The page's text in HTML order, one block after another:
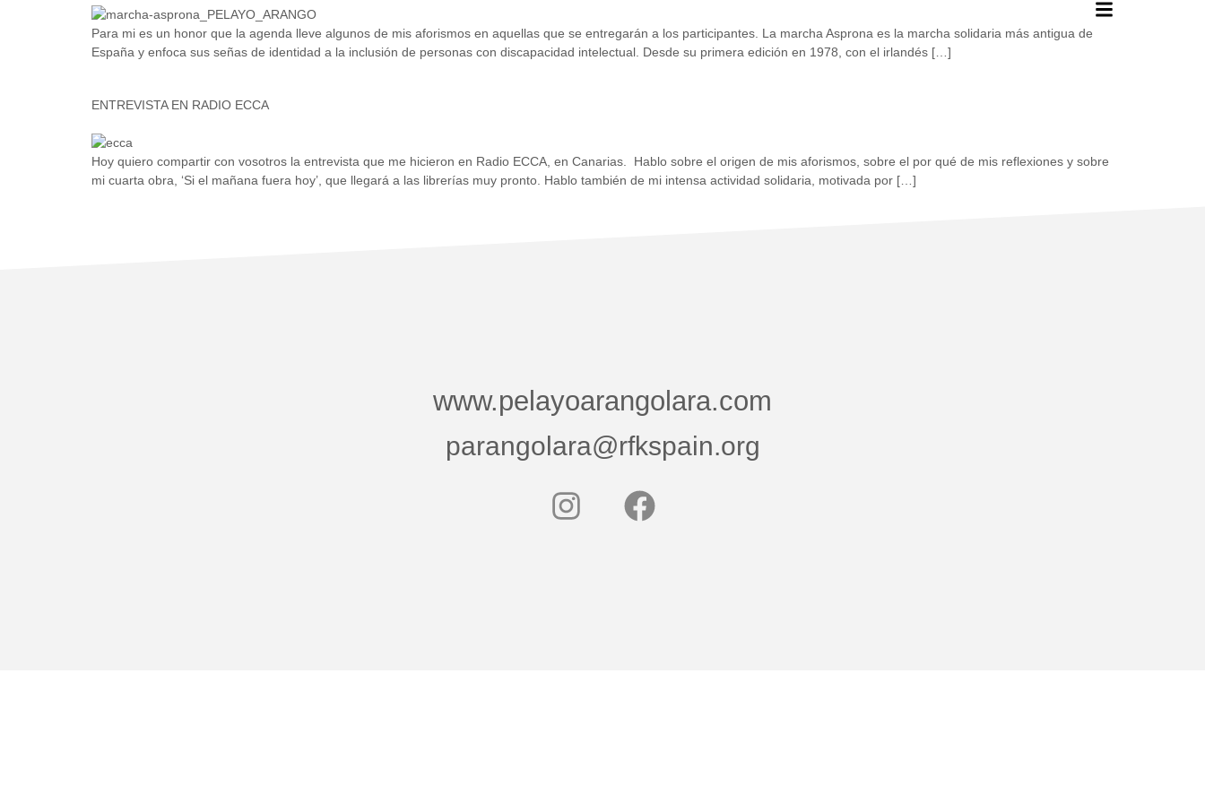
Para mi es un honor que la agenda lleve algunos de mis aforismos en aquellas que se entregarán a los participantes. La marcha Asprona es la marcha solidaria más antigua de
España y enfoca sus señas de identidad a la inclusión de personas con discapacidad intelectual. Desde su primera edición en 1978, con el irlandés […]
ENTREVISTA EN RADIO ECCA
Hoy quiero compartir con vosotros la entrevista que me hicieron en Radio ECCA, en Canarias. Hablo sobre el origen de mis aforismos, sobre el por qué de mis reflexiones y sobre
mi cuarta obra, ‘Si el mañana fuera hoy’, que llegará a las librerías muy pronto. Hablo también de mi intensa actividad solidaria, motivada por […]
www.pelayoarangolara.com
parangolara@rfkspain.org